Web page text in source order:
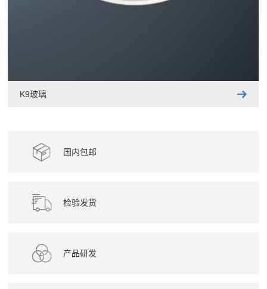
K9玻璃
国内包邮
检验发货
产品研发